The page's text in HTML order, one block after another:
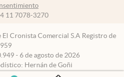
11 7078-3270
El Cronista Comercial S.A Registro de
- 6 de agosto de 2026
Hernán de Goñi